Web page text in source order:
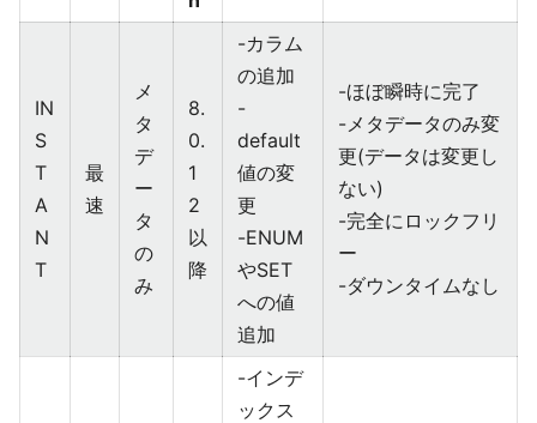
IN
S
T
A
N
T
最
速
メ
タ
デ
ー
タ
の
み
8.
0.
1
2
以
降
-カラム
の追加
-
default
値の変
更
-ENUM
やSET
への値
追加
-ほぼ瞬時に完了
-メタデータのみ変
更(データは変更し
ない)
-完全にロックフリ
ー
-ダウンタイムなし
-インデ
ックス